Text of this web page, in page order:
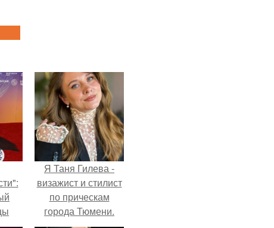
Я Таня Гилева -
визажист и стилист
по прическам
города Тюмени.